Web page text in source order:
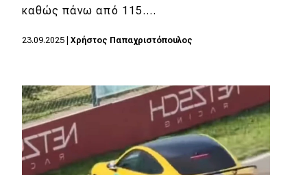
καθώς πάνω από 115.…
23.09.2025 Χρήστος Παπαχριστόπουλος